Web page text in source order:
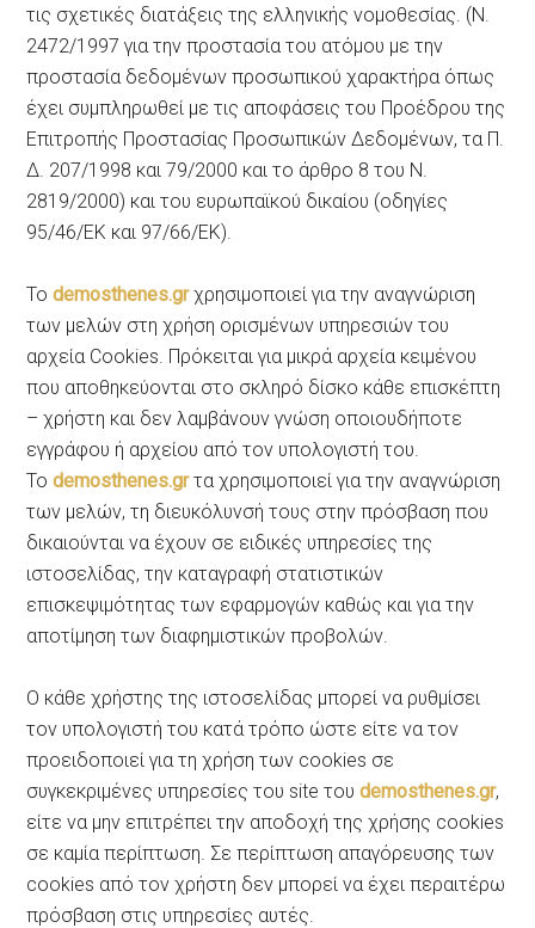
τις σχετικές διατάξεις της ελληνικής νομοθεσίας. (Ν.
2472/1997 για την προστασία του ατόμου με την
προστασία δεδομένων προσωπικού χαρακτήρα όπως
έχει συμπληρωθεί με τις αποφάσεις του Προέδρου της
Επιτροπής Προστασίας Προσωπικών Δεδομένων, τα Π.
Δ. 207/1998 και 79/2000 και το άρθρο 8 του Ν.
2819/2000) και του ευρωπαϊκού δικαίου (οδηγίες
95/46/ΕΚ και 97/66/ΕΚ).
Τοdemosthenes.grχρησιμοποιεί για την αναγνώριση
των μελών στη χρήση ορισμένων υπηρεσιών του
αρχεία Cookies. Πρόκειται για μικρά αρχεία κειμένου
που αποθηκεύονται στο σκληρό δίσκο κάθε επισκέπτη
– χρήστη και δεν λαμβάνουν γνώση οποιουδήποτε
εγγράφου ή αρχείου από τον υπολογιστή του.
Τοdemosthenes.grτα χρησιμοποιεί για την αναγνώριση
των μελών, τη διευκόλυνσή τους στην πρόσβαση που
δικαιούνται να έχουν σε ειδικές υπηρεσίες της
ιστοσελίδας, την καταγραφή στατιστικών
επισκεψιμότητας των εφαρμογών καθώς και για την
αποτίμηση των διαφημιστικών προβολών.
Ο κάθε χρήστης της ιστοσελίδας μπορεί να ρυθμίσει
τον υπολογιστή του κατά τρόπο ώστε είτε να τον
προειδοποιεί για τη χρήση των cookies σε
συγκεκριμένες υπηρεσίες του site τουdemosthenes.gr,
είτε να μην επιτρέπει την αποδοχή της χρήσης cookies
σε καμία περίπτωση. Σε περίπτωση απαγόρευσης των
cookies από τον χρήστη δεν μπορεί να έχει περαιτέρω
πρόσβαση στις υπηρεσίες αυτές.